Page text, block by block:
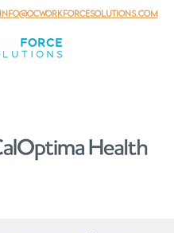
info@ocworkforcesolutions.com